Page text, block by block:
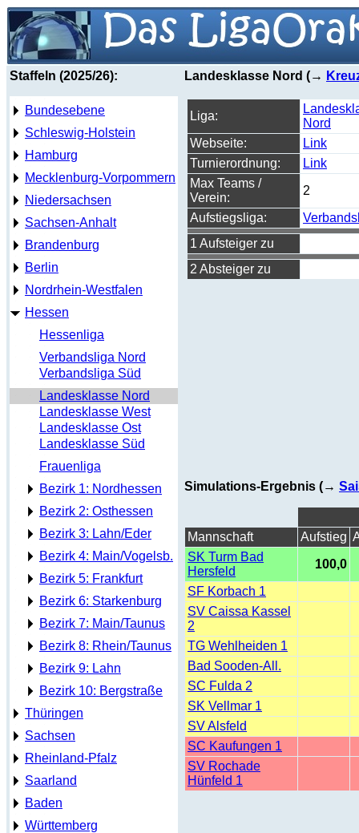
Staffeln (2025/26):
Bundesebene
Schleswig-Holstein
Hamburg
Mecklenburg-Vorpommern
Niedersachsen
Sachsen-Anhalt
Brandenburg
Berlin
Nordrhein-Westfalen
Hessen
Hessenliga
Verbandsliga Nord
Verbandsliga Süd
Landesklasse Nord
Landesklasse West
Landesklasse Ost
Landesklasse Süd
Frauenliga
Bezirk 1: Nordhessen
Bezirk 2: Osthessen
Bezirk 3: Lahn/Eder
Bezirk 4: Main/Vogelsb.
Bezirk 5: Frankfurt
Bezirk 6: Starkenburg
Bezirk 7: Main/Taunus
Bezirk 8: Rhein/Taunus
Bezirk 9: Lahn
Bezirk 10: Bergstraße
Thüringen
Sachsen
Rheinland-Pfalz
Saarland
Baden
Württemberg
Landesklasse Nord (→
Liga:
Nord
Webseite:
Link
Turnierordnung:
Link
Max Teams /
Verein:
2
Aufstiegsliga:
1 Aufsteiger zu
2 Absteiger zu
Simulations-Ergebnis (→
Mannschaft Aufstieg
SK Turm Bad
Hersfeld
100,0
SF Korbach 1
SV Caissa Kassel
2
TG Wehlheiden 1
Bad Sooden-All.
SC Fulda 2
SK Vellmar 1
SV Alsfeld
SC Kaufungen 1
SV Rochade
Hünfeld 1